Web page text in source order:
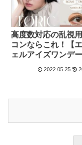
高度数対応の乱視
コンならこれ！【
ェルアイズワンデ
2022.05.25